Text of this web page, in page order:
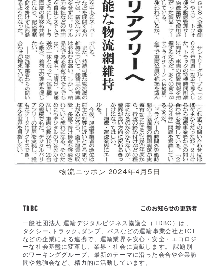
物流ニッポン 2024年4月5日
このお知らせの更新者
TDBC
一般社団法人 運輸デジタルビジネス協議会（TDBC）は、
タクシー､トラック､ダンプ、バスなどの運輸事業会社とICT
などの企業による連携で、運輸業界を安心・安全・エコロジ
ーな社会基盤に変革し、業界・社会に貢献します。 課題別
のワーキンググループ、最新のテーマに沿った会合や企業訪
問や勉強会など、精力的に活動しています。